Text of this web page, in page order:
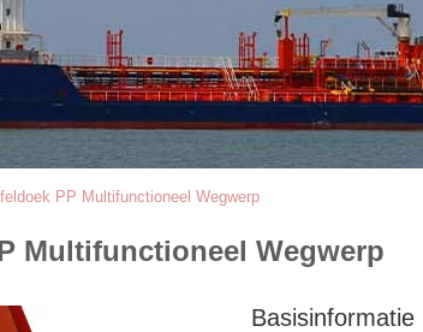
PP Multifunctioneel Wegwerp
Multifunctioneel Wegwerp
Basisinformatie